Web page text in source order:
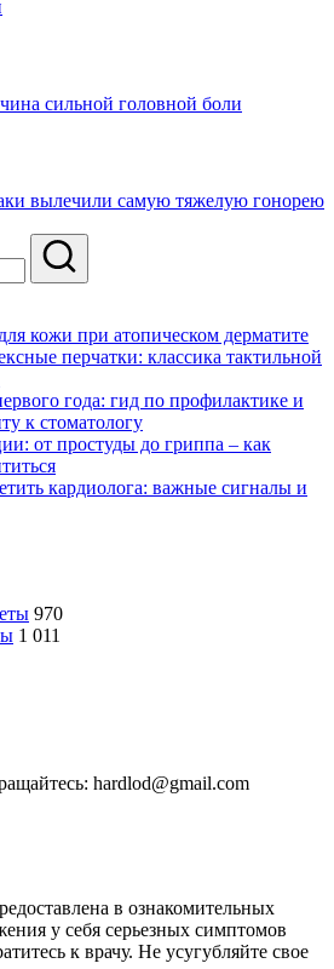
сильной головной боли
вылечили самую тяжелую гонорею
кожи при атопическом дерматите
перчатки: классика тактильной
года: гид по профилактике и
к стоматологу
от простуды до гриппа – как
кардиолога: важные сигналы и
970
1 011
hardlod@gmail.com
в ознакомительных
у себя серьезных симптомов
к врачу. Не усугубляйте свое